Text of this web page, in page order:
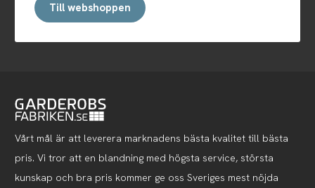
Till webshoppen
Vårt mål är att leverera marknadens bästa kvalitet till bästa
pris. Vi tror att en blandning med högsta service, största
kunskap och bra pris kommer ge oss Sveriges mest nöjda